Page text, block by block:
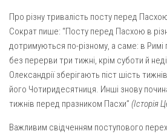
Про різну тривалість посту перед
Сократ пише: “Посту перед Пасхою в
дотримуються по-різному, а саме: в
без перерви три тижні, крім суботи й
Олександрії зберігають піст шість
його Чотиридесятниця. Инші знову
тижнів перед празником Пасхи” (Історія
Важливим свідченням поступового